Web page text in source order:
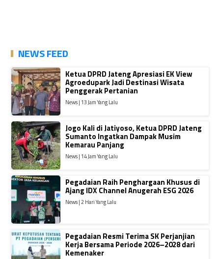
NEWS FEED
Ketua DPRD Jateng Apresiasi EK View
Agroedupark Jadi Destinasi Wisata
Penggerak Pertanian
News | 13 Jam Yang Lalu
Jogo Kali di Jatiyoso, Ketua DPRD Jateng
Sumanto Ingatkan Dampak Musim
Kemarau Panjang
News | 14 Jam Yang Lalu
Pegadaian Raih Penghargaan Khusus di
Ajang IDX Channel Anugerah ESG 2026
News | 2 Hari Yang Lalu
Pegadaian Resmi Terima SK Perjanjian
Kerja Bersama Periode 2026–2028 dari
Kemenaker